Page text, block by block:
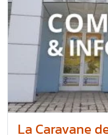
La Caravane